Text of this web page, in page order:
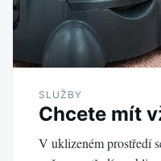
SLUŽBY
Chcete mít
V uklizeném prostředí